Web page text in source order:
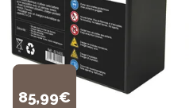
85,99€